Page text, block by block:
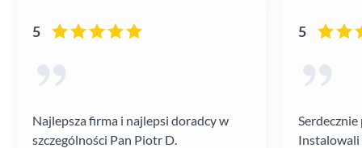
5
Najlepsza firma i najlepsi doradcy w
szczególności Pan Piotr D.
5
Instalowali